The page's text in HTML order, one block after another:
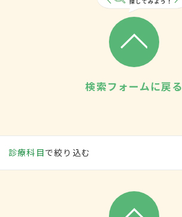
検索フォームに戻る
診療科目で絞り込む